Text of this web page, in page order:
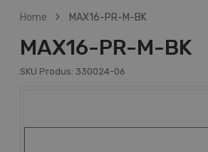
Home MAX16-PR-M-BK
MAX16-PR-M-BK
SKU Produs:330024-06